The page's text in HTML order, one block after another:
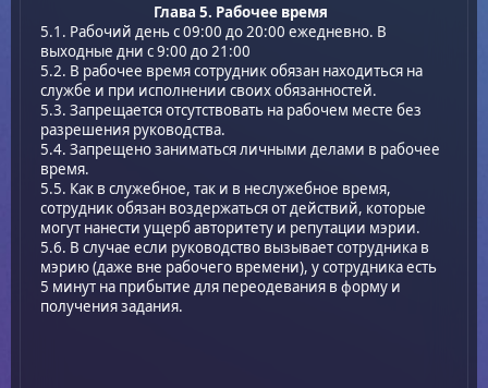
Глава 5. Рабочее время
5.1. Рабочий день с 09:00 до 20:00 ежедневно. В
выходные дни с 9:00 до 21:00
5.2. В рабочее время сотрудник обязан находиться на
службе и при исполнении своих обязанностей.
5.3. Запрещается отсутствовать на рабочем месте без
разрешения руководства.
5.4. Запрещено заниматься личными делами в рабочее
время.
5.5. Как в служебное, так и в неслужебное время,
сотрудник обязан воздержаться от действий, которые
могут нанести ущерб авторитету и репутации мэрии.
5.6. В случае если руководство вызывает сотрудника в
мэрию (даже вне рабочего времени), у сотрудника есть
5 минут на прибытие для переодевания в форму и
получения задания.